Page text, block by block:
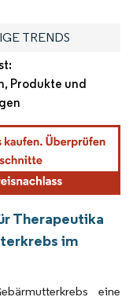
TRENDS
Produkte und
Therapeutika
im
eine